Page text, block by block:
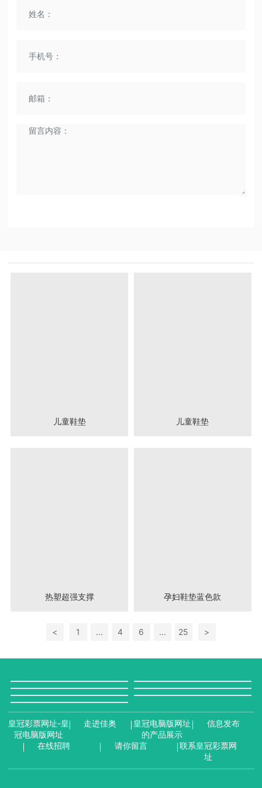
儿童鞋垫 儿童鞋垫
热塑超强支撑 孕妇鞋垫蓝色款
< 1 ... 4 6 ... 25 >
皇冠彩票网址-皇
冠电脑版网址
走进佳奥
皇冠电脑版网址
的产品展示
信息发布
在线招聘 请你留言
联系皇冠彩票网
址